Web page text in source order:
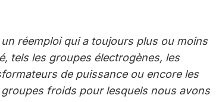
un réemploi qui a toujours plus ou moins
tels les groupes électrogènes, les
de puissance ou encore les
froids pour lesquels nous avons